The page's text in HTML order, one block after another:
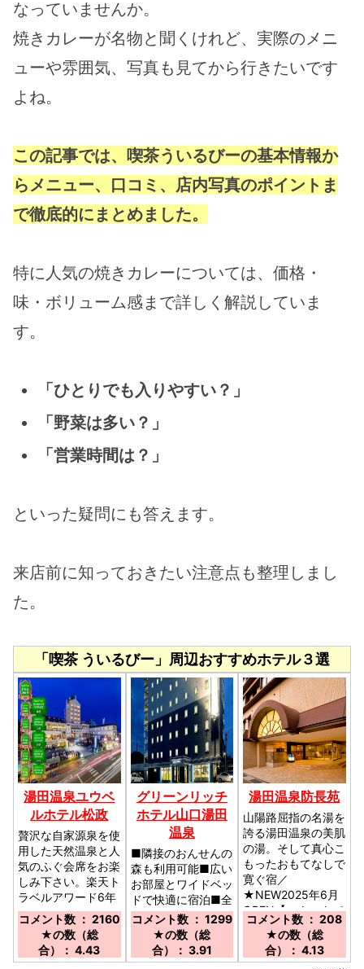
なっていませんか。
焼きカレーが名物と聞くけれど、実際のメニ
ューや雰囲気、写真も見てから行きたいです
よね。
この記事では、喫茶ういるびーの基本情報か
らメニュー、口コミ、店内写真のポイントま
で徹底的にまとめました。
特に人気の焼きカレーについては、価格・
味・ボリューム感まで詳しく解説していま
す。
「ひとりでも入りやすい？」
「野菜は多い？」
「営業時間は？」
といった疑問にも答えます。
来店前に知っておきたい注意点も整理しまし
た。
「喫茶 ういるびー」周辺おすすめホテル３選
湯田温泉ユウベ
ルホテル松政
贅沢な自家源泉を使
用した天然温泉と人
気のふぐ会席をお楽
しみ下さい。楽天ト
ラベルアワード6年
連続受賞！／ＪＲ山
口線湯田温泉駅より
徒歩約１０分／中国
自動車道小郡ＩＣよ
コメント数 ： 2160
★の数（総
合）： 4.43
グリーンリッチ
ホテル山口湯田
温泉
■隣接のおんせんの
森も利用可能■広い
お部屋とワイドベッ
ドで快適に宿泊■全
館Wi-Fi／■ＪＲ湯
田温泉駅より徒歩１
３分■中国自動車道
小郡ＩＣより県道２
コメント数 ： 1299
★の数（総
合）： 3.91
湯田温泉防長苑
山陽路屈指の名湯を
誇る湯田温泉の美肌
の湯。そして真心こ
もったおもてなしで
寛ぐ宿／
★NEW2025年6月
OPEN【こんこんパ
ーク】に最も近い宿
泊施設～徒歩4分～
コメント数 ： 208
★の数（総
合）： 4.13